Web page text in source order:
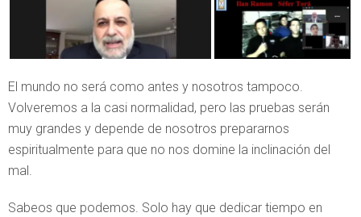
El mundo no será como antes y nosotros tampoco.
Volveremos a la casi normalidad, pero las pruebas serán
muy grandes y depende de nosotros prepararnos
espiritualmente para que no nos domine la inclinación del
mal.
Sabeos que podemos. Solo hay que dedicar tiempo en